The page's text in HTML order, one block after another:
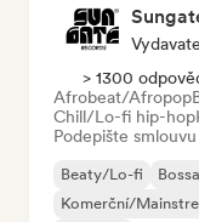
> 1300
Afrobeat/Afropop
Chill/Lo-fi hip-hop
Podepište
Beaty/Lo-fi
Komerční/